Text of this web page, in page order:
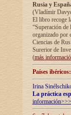
Rusia y
(Vladímir
El libro recoge
“Superación
organizado por
Ciencias de
Surerior de
(más
Países
Irina
La práctica
información>>>